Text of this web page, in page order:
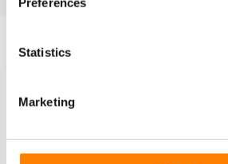
Statistics
Marketing
Serie
Zuletzt angesehen